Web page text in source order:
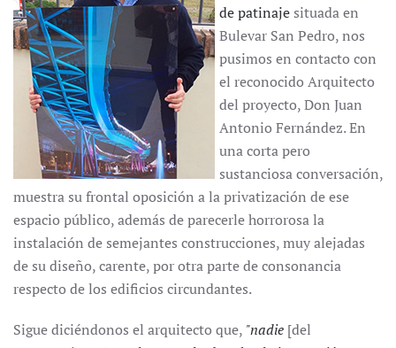
de patinaje situada en
Bulevar San Pedro, nos
pusimos en contacto con
el reconocido Arquitecto
del proyecto, Don Juan
Antonio Fernández. En
una corta pero
sustanciosa conversación,
muestra su frontal oposición a la privatización de ese
espacio público, además de parecerle horrorosa la
instalación de semejantes construcciones, muy alejadas
de su diseño, carente, por otra parte de consonancia
respecto de los edificios circundantes.
Sigue diciéndonos el arquitecto que, "nadie [del